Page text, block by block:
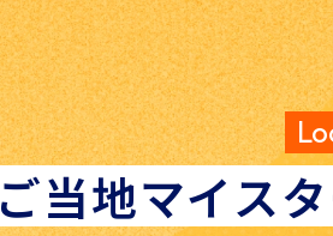
ご当地マイス